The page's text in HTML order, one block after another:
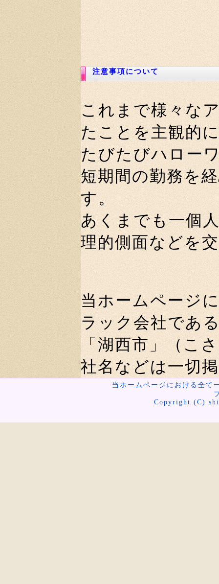
注意事項について
これまで様々な
たことを主観的
たびたびハロー
短期間の勤務を
す。
あくまでも一個
理的側面などを
当ホームページ
ラック会社であ
「湖西市」（こ
社名などは一切
当ホームページにおける全
Copyright (C)